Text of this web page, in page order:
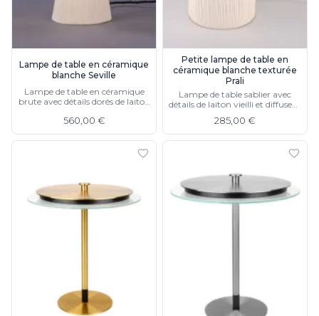
Lampe de table en céramique
blanche Seville
Lampe de table en céramique
brute avec détails dorés de laiton
560,00 €
Petite lampe de table en
céramique blanche texturée
Prali
Lampe de table sablier avec
détails de laiton vieilli et diffuseur
285,00 €